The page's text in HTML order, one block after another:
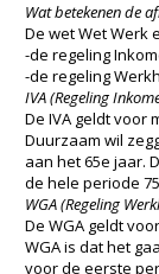
Wat betekenen de
De wet Wet Werk
-de regeling
-de regeling
IVA (Regeling
De IVA geldt voor
Duurzaam wil
aan het 65e jaar.
de hele periode
WGA (Regeling
De WGA geldt
WGA is dat het
voor de eerste